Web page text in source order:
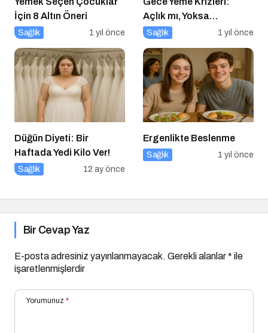
İçin 8 Altın Öneri
Sağlık 1 yıl önce
Açlık mı, Yoksa
Duygusal İhtiyaçlar mı?
Sağlık 1 yıl önce
Düğün Diyeti: Bir
Haftada Yedi Kilo Ver!
Sağlık 12 ay önce
Ergenlikte Beslenme
Sağlık 1 yıl önce
Bir Cevap Yaz
E-posta adresiniz yayınlanmayacak. Gerekli alanlar* ile
işaretlenmişlerdir
Yorumunuz *